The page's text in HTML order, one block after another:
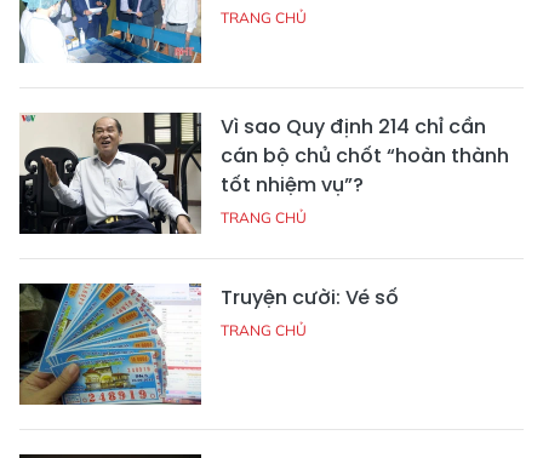
TRANG CHỦ
Vì sao Quy định 214 chỉ cần
cán bộ chủ chốt “hoàn thành
tốt nhiệm vụ”?
TRANG CHỦ
Truyện cười: Vé số
TRANG CHỦ